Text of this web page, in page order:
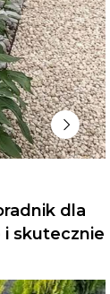
dla
i skutecznie